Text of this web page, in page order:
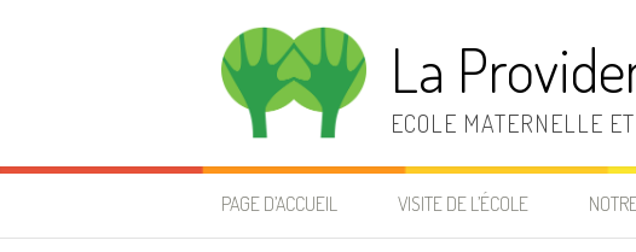
La
ECOLE MATERNELLE
PAGE D’ACCUEIL VISITE DE L’ÉCOLE